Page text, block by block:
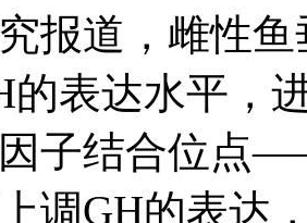
报道，雌性
的表达水平，
子结合位点
调GH的表达